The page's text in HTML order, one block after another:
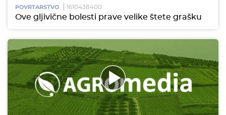
POVRTARSTVO 1610438400
Ove gljivične bolesti prave velike štete grašku